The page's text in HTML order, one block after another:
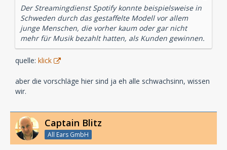
Der Streamingdienst Spotify konnte beispielsweise in
Schweden durch das gestaffelte Modell vor allem
junge Menschen, die vorher kaum oder gar nicht
mehr für Musik bezahlt hatten, als Kunden gewinnen.
quelle: klick
aber die vorschläge hier sind ja eh alle schwachsinn, wissen
wir.
Captain Blitz
All Ears GmbH